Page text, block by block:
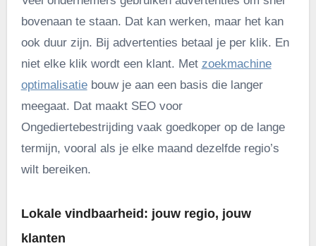
bovenaan te staan. Dat kan werken, maar het kan
ook duur zijn. Bij advertenties betaal je per klik. En
niet elke klik wordt een klant. Met zoekmachine
optimalisatiebouw je aan een basis die langer
meegaat. Dat maakt SEO voor
Ongediertebestrijding vaak goedkoper op de lange
termijn, vooral als je elke maand dezelfde regio’s
wilt bereiken.
Lokale vindbaarheid: jouw regio, jouw
klanten